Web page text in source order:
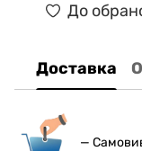
До
Доставка
— С